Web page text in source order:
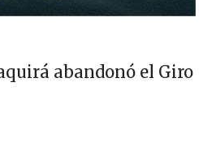
abandonó el Giro